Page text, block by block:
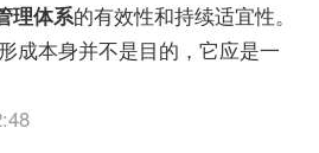
理体系的有效性和持续适宜性。
成本身并不是目的，它应是一